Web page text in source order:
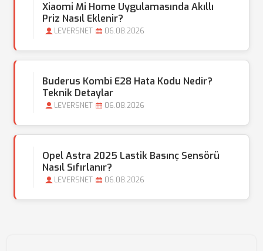
Xiaomi Mi Home Uygulamasında Akıllı
Priz Nasıl Eklenir?
LEVERSNET 06.08.2026
Buderus Kombi E28 Hata Kodu Nedir?
Teknik Detaylar
LEVERSNET 06.08.2026
Opel Astra 2025 Lastik Basınç Sensörü
Nasıl Sıfırlanır?
LEVERSNET 06.08.2026